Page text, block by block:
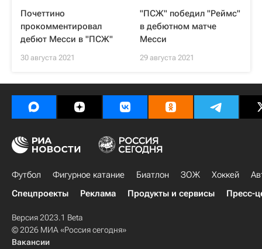
Почеттино
прокомментировал
дебют Месси в "ПСЖ"
30 августа 2021
"ПСЖ" победил "Реймс"
в дебютном матче
Месси
29 августа 2021
Футбол Фигурное катание Биатлон ЗОЖ Хоккей
Спецпроекты
Реклама Продукты и сервисы Пресс-
Версия 2023.1 Beta
© 2026 МИА «Россия сегодня»
Вакансии